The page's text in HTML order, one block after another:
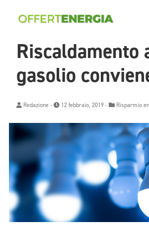
Riscaldamento
gasolio
Redazione- 12 febbraio, 2019 - Risparmio